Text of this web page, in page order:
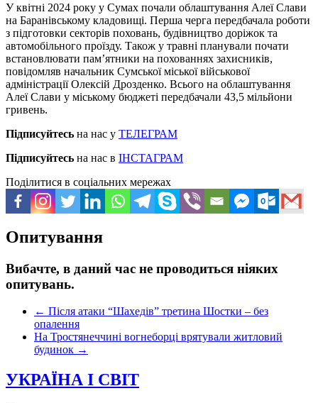
У квітні 2024 року у Сумах почали облаштування Алеї Слави
на Баранівському кладовищі. Перша черга передбачала роботи
з підготовки секторів поховань, будівництво доріжок та
автомобільного проїзду. Також у травні планували почати
встановлювати пам’ятники на похованнях захисників,
повідомляв начальник Сумської міської військової
адміністрації Олексій Дрозденко. Всього на облаштування
Алеї Слави у міському бюджеті передбачали 43,5 мільйони
гривень.
Підписуйтесь на нас у ТЕЛЕГРАМ
Підписуйтесь на нас в ІНСТАГРАМ
Поділитися в соціальних мережах
Опитування
Вибачте, в даний час не проводиться ніяких
опитувань.
← Після атаки “Шахедів” третина Шостки – без
опалення
На Тростянеччині вогнеборці врятували житловий
будинок →
УКРАЇНА І СВІТ